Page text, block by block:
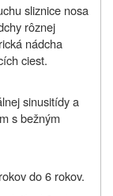
sliznice nosa
rôznej
nádcha
ciest.
sinusitídy a
s bežným
do 6 rokov.